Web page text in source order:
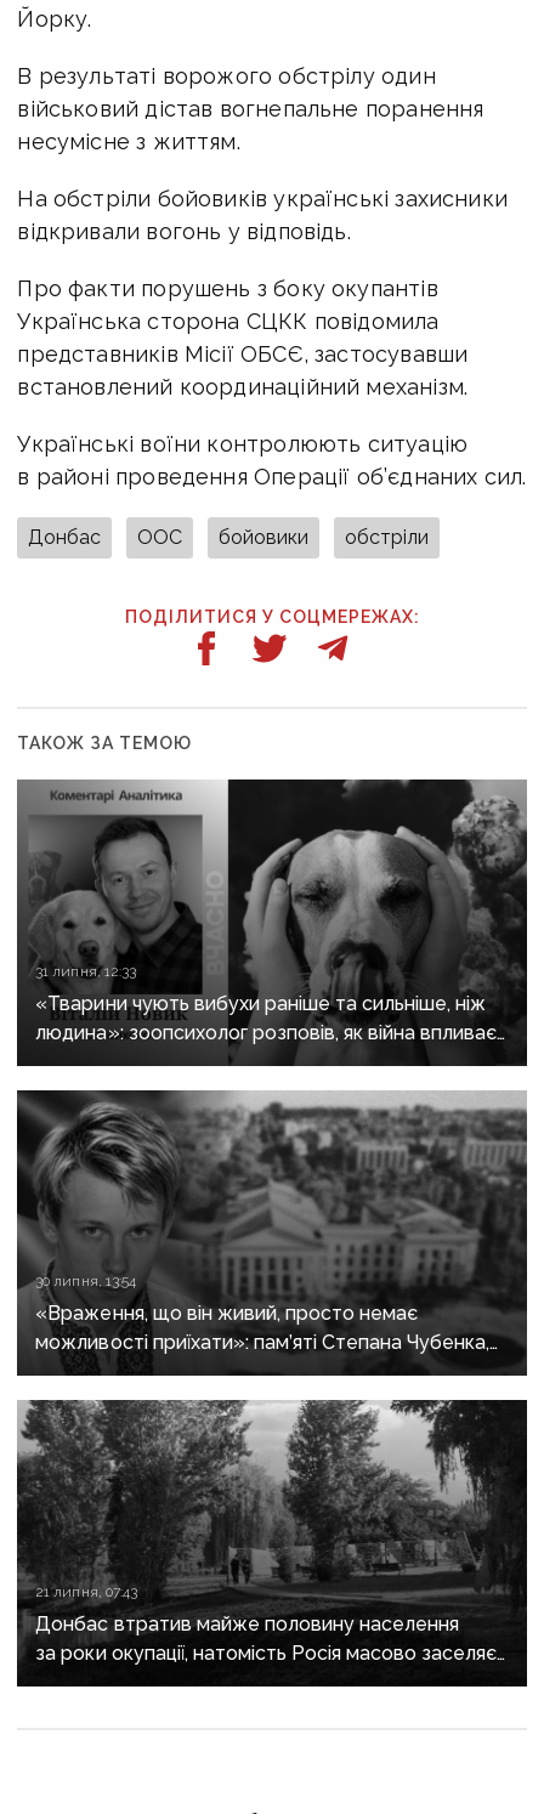
Йорку.
В результаті ворожого обстрілу один
військовий дістав вогнепальне поранення
несумісне з життям.
На обстріли бойовиків українські захисники
відкривали вогонь у відповідь.
Про факти порушень з боку окупантів
Українська сторона СЦКК повідомила
представників Місії ОБСЄ, застосувавши
встановлений координаційний механізм.
Українські воїни контролюють ситуацію
в районі проведення Операції об’єднаних сил.
Донбас ООС бойовики обстріли
ПОДІЛИТИСЯ У СОЦМЕРЕЖАХ:
ТАКОЖ ЗА ТЕМОЮ
31 липня, 12:33
«Тварини чують вибухи раніше та сильніше, ніж
людина»: зоопсихолог розповів, як війна впливає
на домашніх улюбленців
30 липня, 13:54
«Враження, що він живий, просто немає
можливості приїхати»: пам’яті Степана Чубенка,
якого закатували бойовики за любов до України
21 липня, 07:43
Донбас втратив майже половину населення
за роки окупації, натомість Росія масово заселяє
регіон своїми громадянами — ГУР